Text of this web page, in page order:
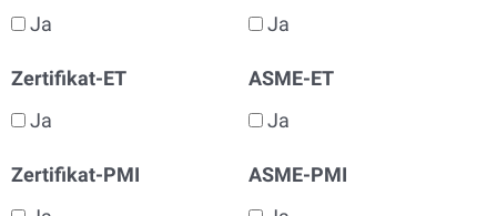
Ja
Zertifikat-ET
Ja
Zertifikat-PMI
Ja
ASME-ET
Ja
ASME-PMI